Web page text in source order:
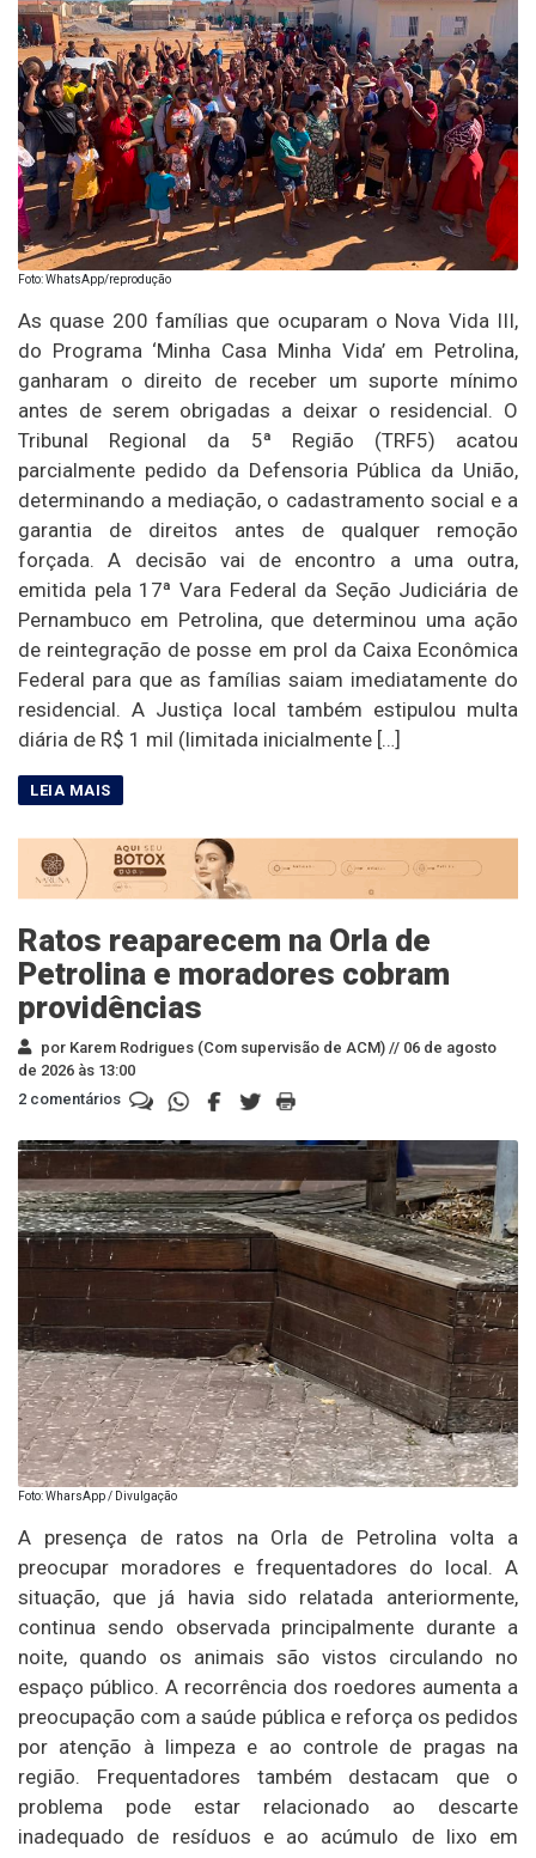
Foto: WhatsApp/reprodução
As quase 200 famílias que ocuparam o Nova Vida III,
do Programa ‘Minha Casa Minha Vida’ em Petrolina,
ganharam o direito de receber um suporte mínimo
antes de serem obrigadas a deixar o residencial. O
Tribunal Regional da 5ª Região (TRF5) acatou
parcialmente pedido da Defensoria Pública da União,
determinando a mediação, o cadastramento social e a
garantia de direitos antes de qualquer remoção
forçada. A decisão vai de encontro a uma outra,
emitida pela 17ª Vara Federal da Seção Judiciária de
Pernambuco em Petrolina, que determinou uma ação
de reintegração de posse em prol da Caixa Econômica
Federal para que as famílias saiam imediatamente do
residencial. A Justiça local também estipulou multa
diária de R$ 1 mil (limitada inicialmente […]
Ratos reaparecem na Orla de
Petrolina e moradores cobram
providências
por Karem Rodrigues (Com supervisão de ACM) // 06 de agosto
de 2026 às 13:00
2 comentários
Foto: WharsApp / Divulgação
A presença de ratos na Orla de Petrolina volta a
preocupar moradores e frequentadores do local. A
situação, que já havia sido relatada anteriormente,
continua sendo observada principalmente durante a
noite, quando os animais são vistos circulando no
espaço público. A recorrência dos roedores aumenta a
preocupação com a saúde pública e reforça os pedidos
por atenção à limpeza e ao controle de pragas na
região. Frequentadores também destacam que o
problema pode estar relacionado ao descarte
inadequado de resíduos e ao acúmulo de lixo em